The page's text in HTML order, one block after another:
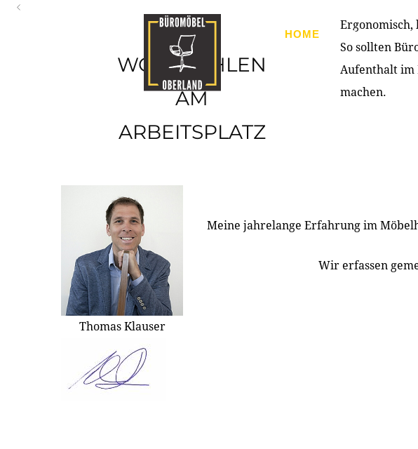
HOME PRODUKTE
WOHLFÜHLEN
AM
ARBEITSPLATZ
Ergonomisch,
So sollten
Aufenthalt im
machen.
Thomas Klauser
Meine jahrelange Erfahrung im
Wir erfassen